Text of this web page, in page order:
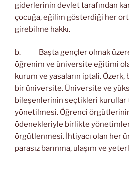
giderlerinin devlet tarafından
çocuğa, eğilim gösterdiği her
girebilme hakkı.
b. Başta gençler olmak
öğrenim ve üniversite eğitimi
kurum ve yasaların iptali.
bir üniversite. Üniversite ve
bileşenlerinin seçtikleri kurullar
yönetilmesi. Öğrenci
ödenekleriyle birlikte
örgütlenmesi. İhtiyacı olan her
parasız barınma, ulaşım ve